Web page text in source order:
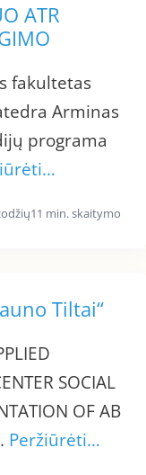
ATR
fakultetas
Arminas
programa
11 min. skaitymo
Tiltai“
SOCIAL
OF AB
Peržiūrėti…